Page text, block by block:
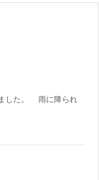
した。 雨に降られ